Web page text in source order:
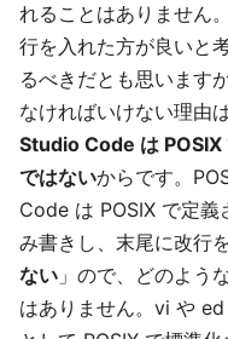
れることはありません
行を入れた方が良いと
るべきだとも思います
なければいけない理由
Studio Code は POSIX
ではないからです。
Code は POSIX で定義
み書きし、末尾に改行
ない 」ので、どのよう
はありません。vi や